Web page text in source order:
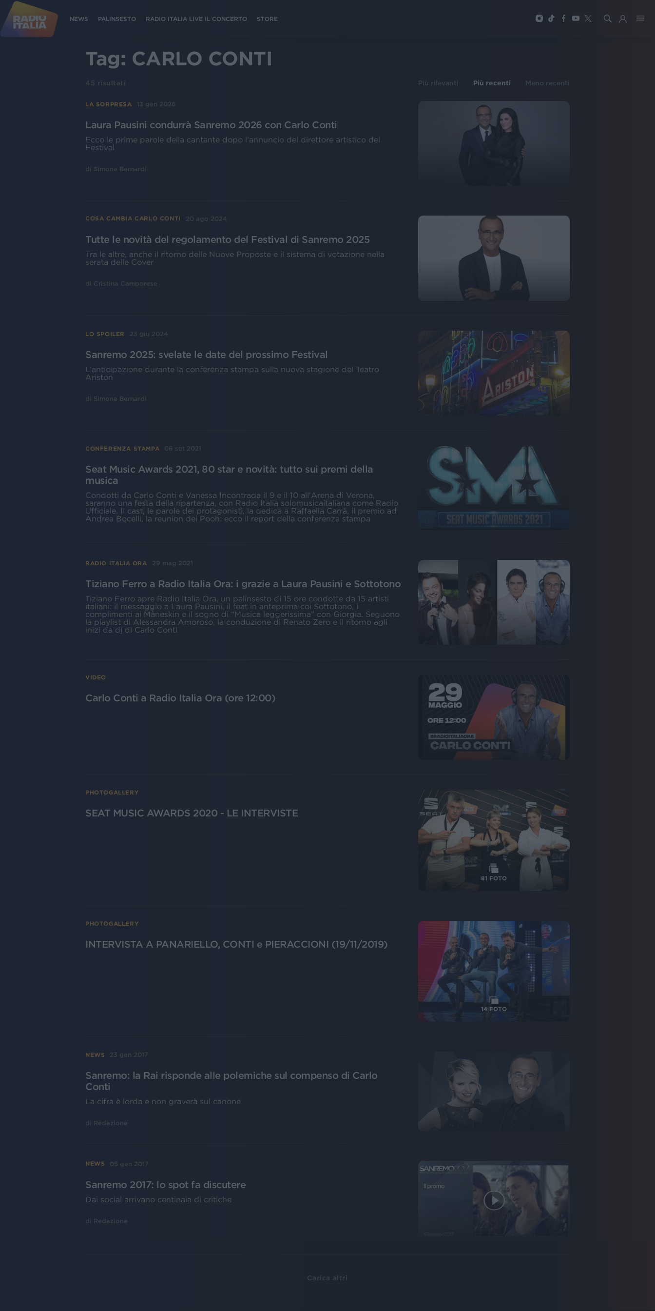
NEWS PALINSESTO RADIO ITALIA LIVE IL CONCERTO STORE
Tag: CARLO CONTI
45 risultati Più rilevanti Più recenti Meno recenti
LA SORPRESA 13 gen 2026
Laura Pausini condurrà Sanremo 2026 con Carlo Conti
Ecco le prime parole della cantante dopo l’annuncio del direttore artistico del
Festival
di Simone Bernardi
COSA CAMBIA CARLO CONTI 20 ago 2024
Tutte le novità del regolamento del Festival di Sanremo 2025
Tra le altre, anche il ritorno delle Nuove Proposte e il sistema di votazione nella
serata delle Cover
di Cristina Camporese
LO SPOILER 23 giu 2024
Sanremo 2025: svelate le date del prossimo Festival
L’anticipazione durante la conferenza stampa sulla nuova stagione del Teatro
Ariston
di Simone Bernardi
CONFERENZA STAMPA 06 set 2021
Seat Music Awards 2021, 80 star e novità: tutto sui premi della
musica
Condotti da Carlo Conti e Vanessa Incontrada il 9 e il 10 all'Arena di Verona,
saranno una festa della ripartenza, con Radio Italia solomusicaitaliana come Radio
Ufficiale. Il cast, le parole dei protagonisti, la dedica a Raffaella Carrà, il premio ad
Andrea Bocelli, la reunion dei Pooh: ecco il report della conferenza stampa
RADIO ITALIA ORA 29 mag 2021
Tiziano Ferro a Radio Italia Ora: i grazie a Laura Pausini e Sottotono
Tiziano Ferro apre Radio Italia Ora, un palinsesto di 15 ore condotte da 15 artisti
italiani: il messaggio a Laura Pausini, il feat in anteprima coi Sottotono, i
complimenti ai Måneskin e il sogno di “Musica leggerissima” con Giorgia. Seguono
la playlist di Alessandra Amoroso, la conduzione di Renato Zero e il ritorno agli
inizi da dj di Carlo Conti
VIDEO
Carlo Conti a Radio Italia Ora (ore 12:00)
PHOTOGALLERY
SEAT MUSIC AWARDS 2020 - LE INTERVISTE
81 FOTO
PHOTOGALLERY
INTERVISTA A PANARIELLO, CONTI e PIERACCIONI (19/11/2019)
14FOTO
NEWS 23 gen 2017
Sanremo: la Rai risponde alle polemiche sul compenso di Carlo
Conti
La cifra è lorda e non graverà sul canone
di Redazione
NEWS 05 gen 2017
Sanremo 2017: lo spot fa discutere
Dai social arrivano centinaia di critiche
di Redazione
Carica altri